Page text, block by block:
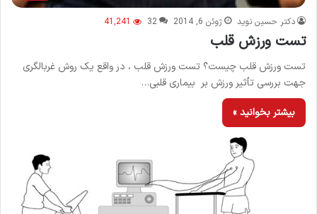
دکتر حسین نوید ژوئن 6, 2014 32
41,241
تست ورزش قلب
تست ورزش قلب چیست؟ تست ورزش قلب ، در واقع یک روش غربالگری
جهت بررسی تأثیر ورزش بر بیماری قلبی…
بیشتر بخوانید »